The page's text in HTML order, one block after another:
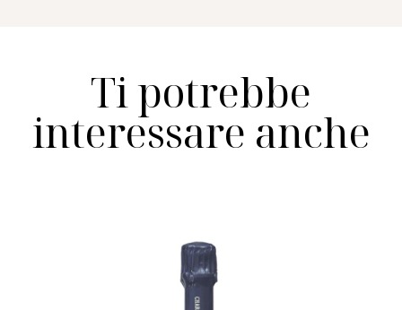
Ti potrebbe
interessare anche